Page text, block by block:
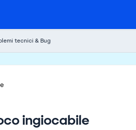
tecnici & Bug
ingiocabile